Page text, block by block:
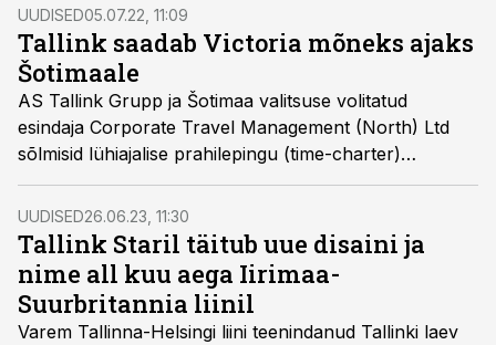
UUDISED05.07.22, 11:09
Tallink saadab Victoria mõneks ajaks
Šotimaale
AS Tallink Grupp ja Šotimaa valitsuse volitatud
esindaja Corporate Travel Management (North) Ltd
sõlmisid lühiajalise prahilepingu (time-charter)
reisilaeva Victoria I prahtimiseks.
UUDISED26.06.23, 11:30
Tallink Staril täitub uue disaini ja
nime all kuu aega Iirimaa-
Suurbritannia liinil
Varem Tallinna-Helsingi liini teenindanud Tallinki laev